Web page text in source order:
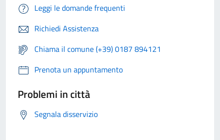
Leggi le domande frequenti
Richiedi Assistenza
Chiama il comune (+39) 0187 894121
Prenota un appuntamento
Problemi in città
Segnala disservizio